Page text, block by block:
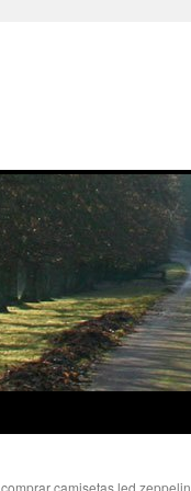
comprar camisetas led zeppelin